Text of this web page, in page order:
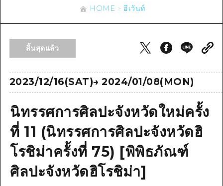
สถานบันเทิงยามค่ำคืน
มรดกโลก
ประสบการณ์ / ในการเรียนรู้
ประวัติศาสตร์ / วัฒนธรรม
การรักษา
ธรรมชาติ
บิงโก
บิโฮค
ยามากุจิตะวันออก
บิโฮคุ
บริเวณรอบๆ มิยาจิมะ
ยามากุจิตะวันออก
จังหวัดเอฮิเมะ
ชิมาเนะ
เข้าถึงเข้าถึง
สรุปการจราจรรอง
ความแออัดของสิ่งอำนวยความสะดวก
บริการรับฝากและจัดส่งสัมภาระ
ฮิโรชิมะโอโมะเตะนะชิ
ฮิโรชิม่า ฟรี Wi-Fi
TRAVELPAL International
HOME
อีเว้นท์
HOME อีเว้นท์
สิ้นสุดแล้ว
2023/12/16(SAT)→2024/01/08(MON)
นิทรรศการศิลปะจังหวัดใหม่ครั้ง
ที่ 11 (นิทรรศการศิลปะจังหวัดฮิ
โรชิม่าครั้งที่ 75) [พิพิธภัณฑ์
ศิลปะจังหวัดฮิโรชิม่า]